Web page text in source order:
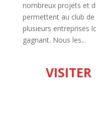
nombreux projets et
permettent au club
plusieurs entreprises
gagnant. Nous les...